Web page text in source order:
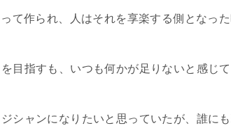
て作られ、人はそれを享楽する側となった
目指すも、いつも何かが足りないと感じて
シャンになりたいと思っていたが、誰に